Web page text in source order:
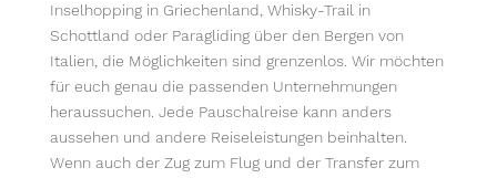
Inselhopping in Griechenland, Whisky-Trail in
Schottland oder Paragliding über den Bergen von
Italien, die Möglichkeiten sind grenzenlos. Wir möchten
für euch genau die passenden Unternehmungen
heraussuchen. Jede Pauschalreise kann anders
aussehen und andere Reiseleistungen beinhalten.
Wenn auch der Zug zum Flug und der Transfer zum